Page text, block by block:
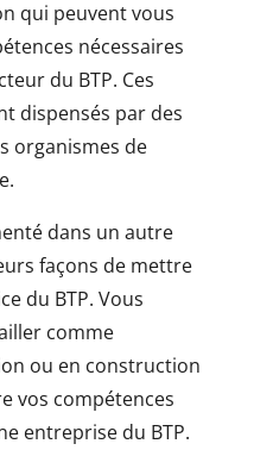
qui peuvent vous
nécessaires
du BTP. Ces
dispensés par des
organismes de
dans un autre
façons de mettre
du BTP. Vous
comme
ou en construction
vos compétences
entreprise du BTP.